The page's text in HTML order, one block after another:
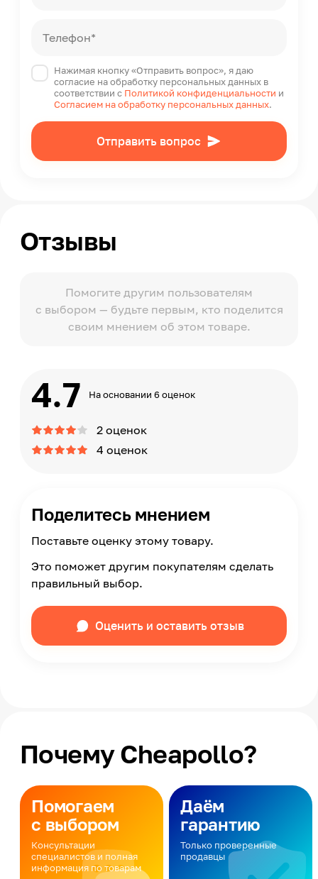
Телефон*
Нажимая кнопку «Отправить вопрос», я даю
согласие на обработку персональных данных в
соответствии с Политикой конфиденциальности и
Согласием на обработку персональных данных.
Отправить вопрос
Отзывы
Помогите другим пользователям
с выбором — будьте первым, кто поделится
своим мнением об этом товаре.
4.7 На основании 6 оценок
2 оценок
4 оценок
Поделитесь мнением
Поставьте оценку этому товару.
Это поможет другим покупателям сделать
правильный выбор.
Оценить и оставить отзыв
Почему Cheapollo?
Помогаем
с выбором
Консультации
специалистов и полная
информация по товарам
Даём
гарантию
Только проверенные
продавцы